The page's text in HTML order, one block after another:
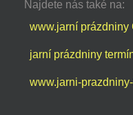
Najdete nás také na:
www.jarní prázdniny
jarní prázdniny
www.jarni-